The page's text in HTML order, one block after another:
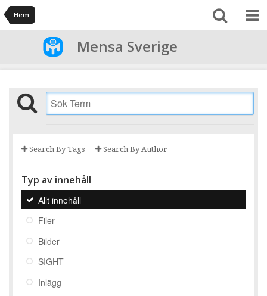
Hem
Mensa Sverige
Search By Tags Search By Author
Typ av innehåll
Allt innehåll
Filer
Bilder
SIGHT
Inlägg